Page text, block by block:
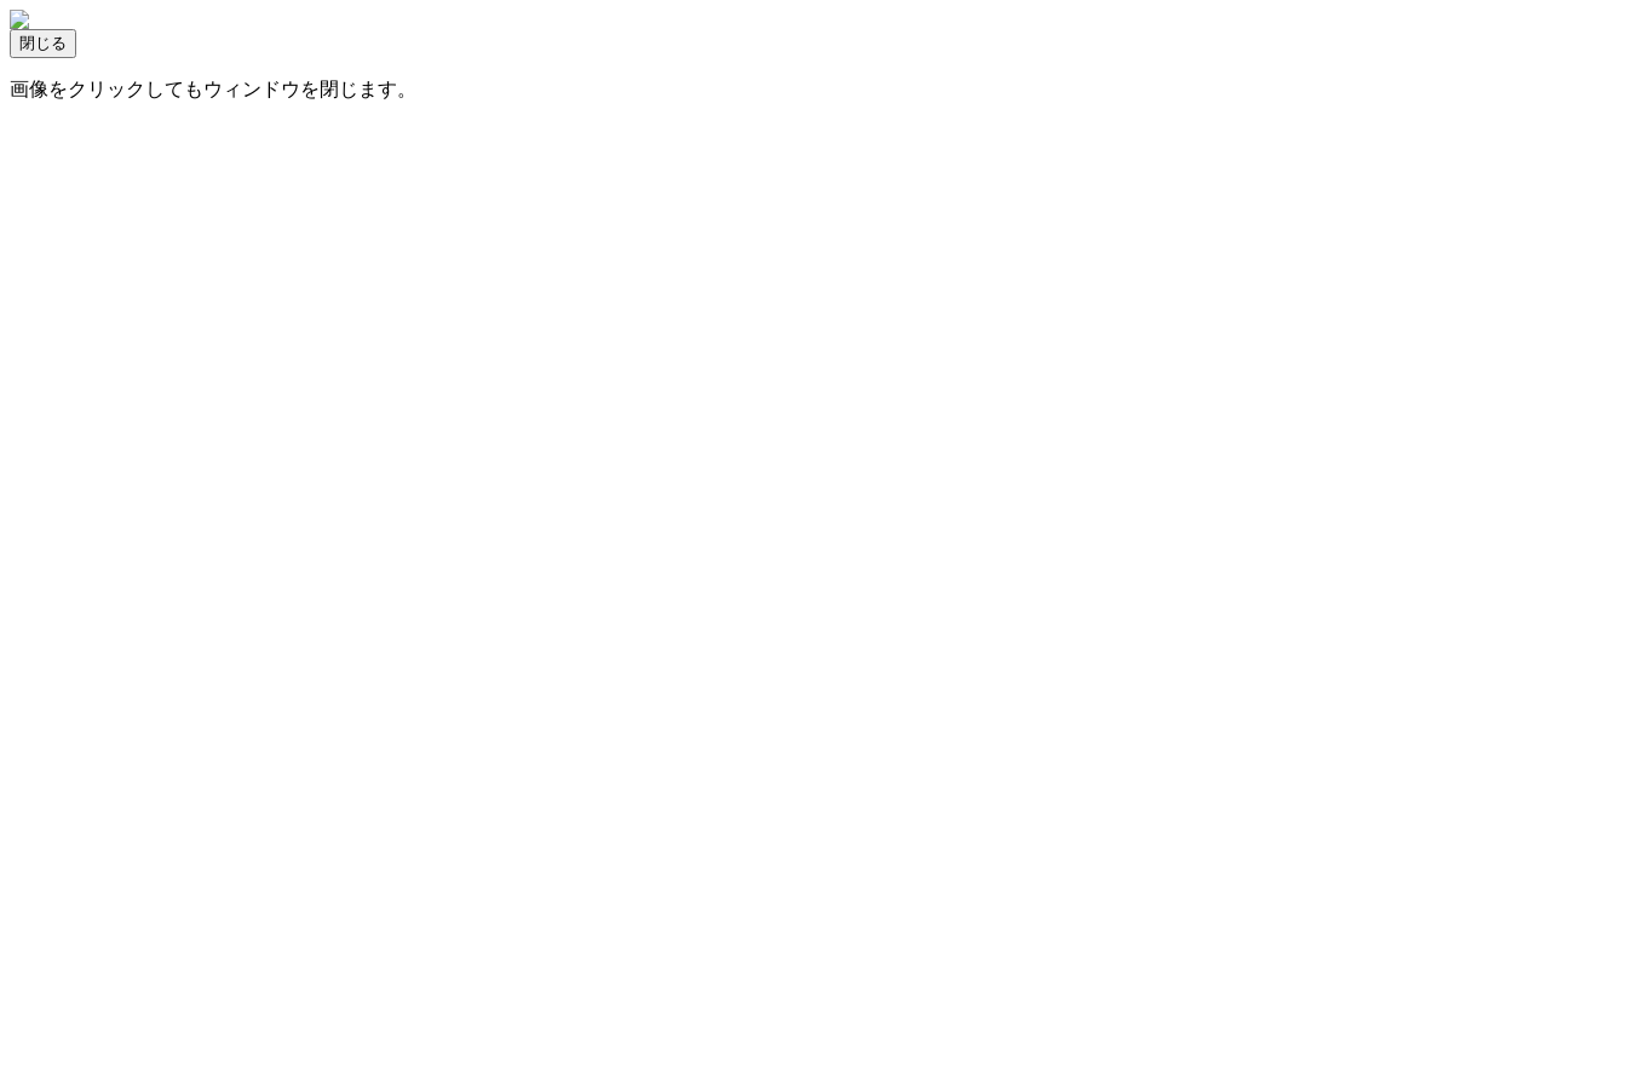
画像をクリックしてもウィンドウを閉じます。